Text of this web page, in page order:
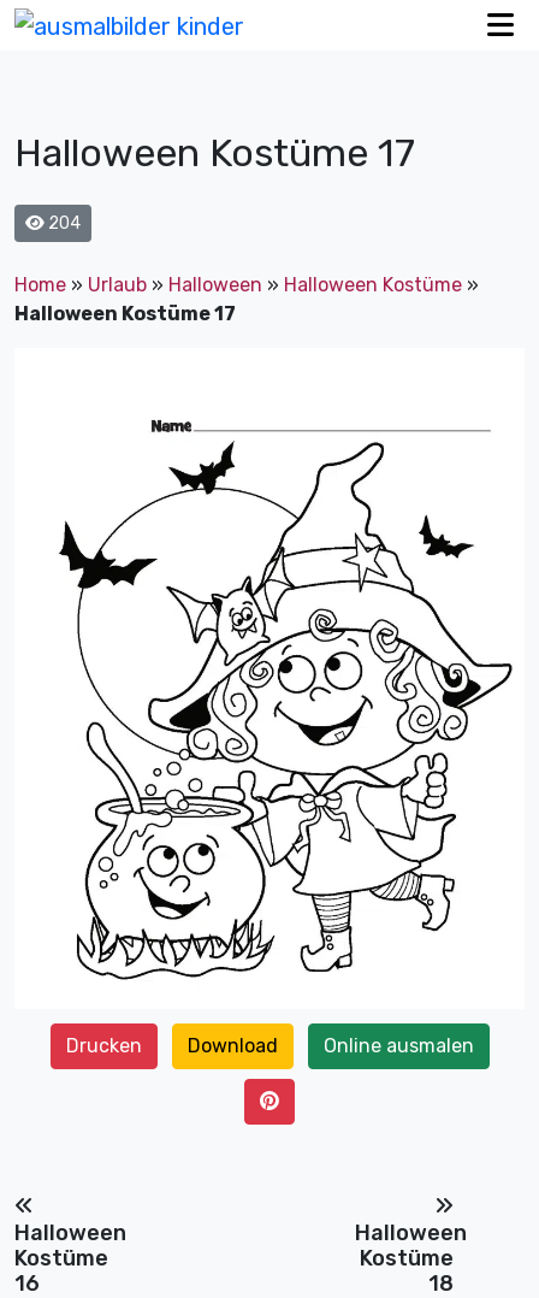
Halloween Kostüme 17
204
Home » Urlaub » Halloween » Halloween Kostüme »
Halloween Kostüme 17
Drucken Download Online ausmalen
Halloween
Kostüme
16
Halloween
Kostüme
18